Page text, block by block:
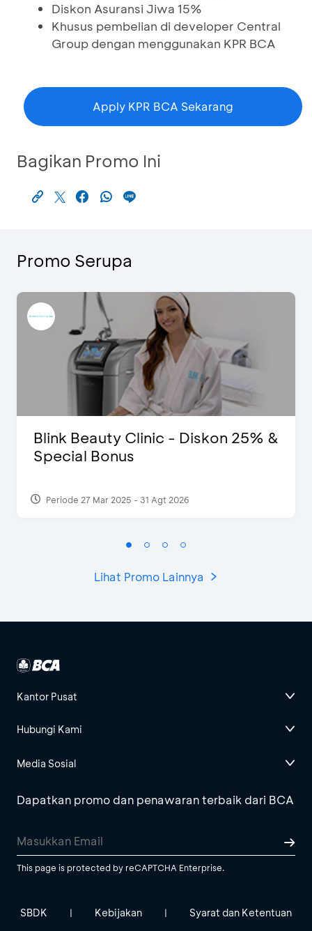
Diskon Asuransi Jiwa 15%
Khusus pembelian di developer Central
Group dengan menggunakan KPR BCA
Apply KPR BCA Sekarang
Bagikan Promo Ini
Promo Serupa
Blink Beauty Clinic - Diskon 25% &
Special Bonus
Periode 27 Mar 2025 - 31 Agt 2026
Lihat Promo Lainnya
Kantor Pusat
Hubungi Kami
Media Sosial
Dapatkan promo dan penawaran terbaik dari BCA
This page is protected by reCAPTCHA Enterprise.
SBDK | Kebijakan | Syarat dan Ketentuan